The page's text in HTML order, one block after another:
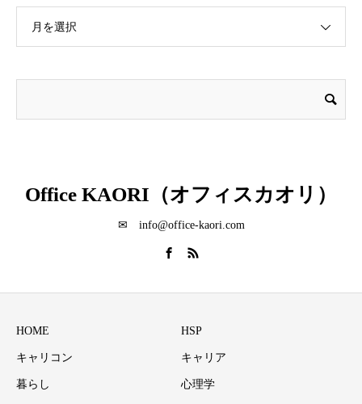
月を選択
Office KAORI（オフィスカオリ）
✉ info@office-kaori.com
HOME HSP
キャリコン キャリア
暮らし 心理学